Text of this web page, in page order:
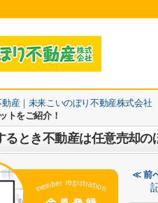
動産｜未来こいのぼり不動産株式会社
トをご紹介！
るとき不動産は任意売却の
≪ 前